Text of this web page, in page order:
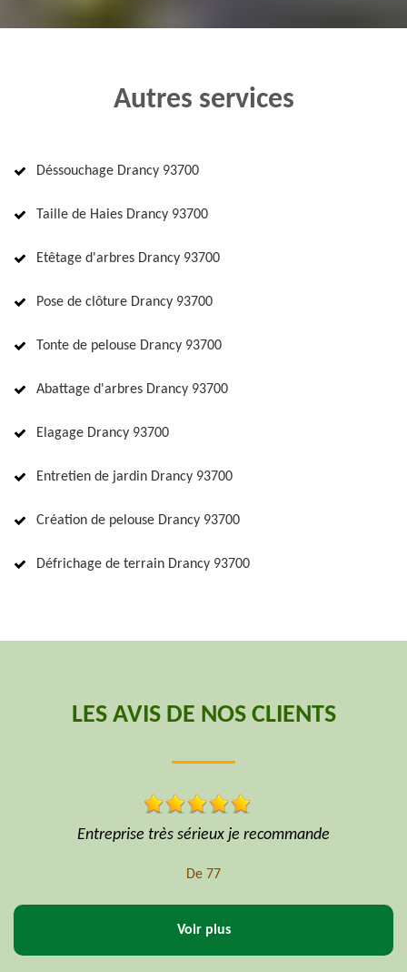
Autres services
Déssouchage Drancy 93700
Taille de Haies Drancy 93700
Etêtage d'arbres Drancy 93700
Pose de clôture Drancy 93700
Tonte de pelouse Drancy 93700
Abattage d'arbres Drancy 93700
Elagage Drancy 93700
Entretien de jardin Drancy 93700
Création de pelouse Drancy 93700
Défrichage de terrain Drancy 93700
LES AVIS DE NOS CLIENTS
Professionnel sécurité matériel niveau prix formidable
De Hoffmann
Voir plus